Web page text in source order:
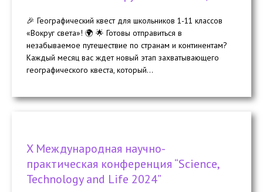
🎉 Географический квест для школьников 1-11 классов
«Вокруг света»! 🌍 🌟 Готовы отправиться в
незабываемое путешествие по странам и континентам?
Каждый месяц вас ждет новый этап захватывающего
географического квеста, который...
X Международная научно-
практическая конференция “Science,
Technology and Life 2024”